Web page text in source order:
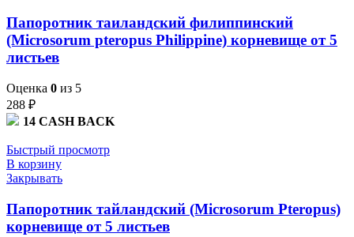
Папоротник таиландский филиппинский
(Microsorum pteropus Philippine) корневище от 5
листьев
Оценка 0 из 5
288 ₽
14 CASH BACK
Быстрый просмотр
В корзину
Закрывать
Папоротник тайландский (Microsorum Pteropus)
корневище от 5 листьев